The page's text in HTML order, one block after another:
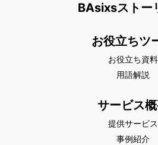
BAsixsストー
お役立ちツ
お役立ち資料
用語解説
サービス
提供サービス
事例紹介